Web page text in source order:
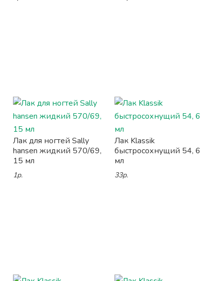
Лак для ногтей Sally
hansen жидкий 570/69,
15 мл
1р.
Лак Klassik
быстросохнущий 54, 6
мл
33р.